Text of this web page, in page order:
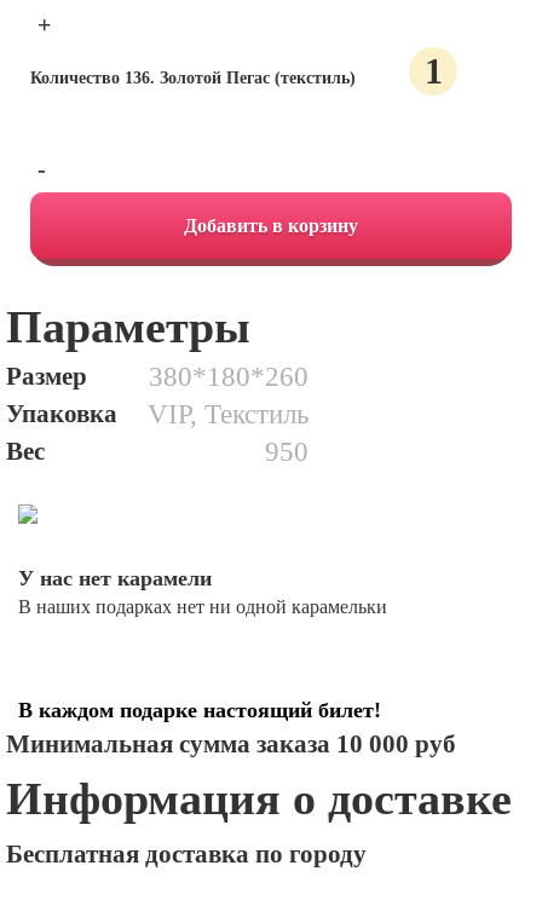
+
Количество 136. Золотой Пегас (текстиль)
-
Добавить в корзину
Параметры
Размер 380*180*260
Упаковка VIP, Текстиль
Вес 950
У нас нет карамели
В наших подарках нет ни одной карамельки
В каждом подарке настоящий билет!
Минимальная сумма заказа 10 000 руб
Информация о доставке
Бесплатная доставка по городу